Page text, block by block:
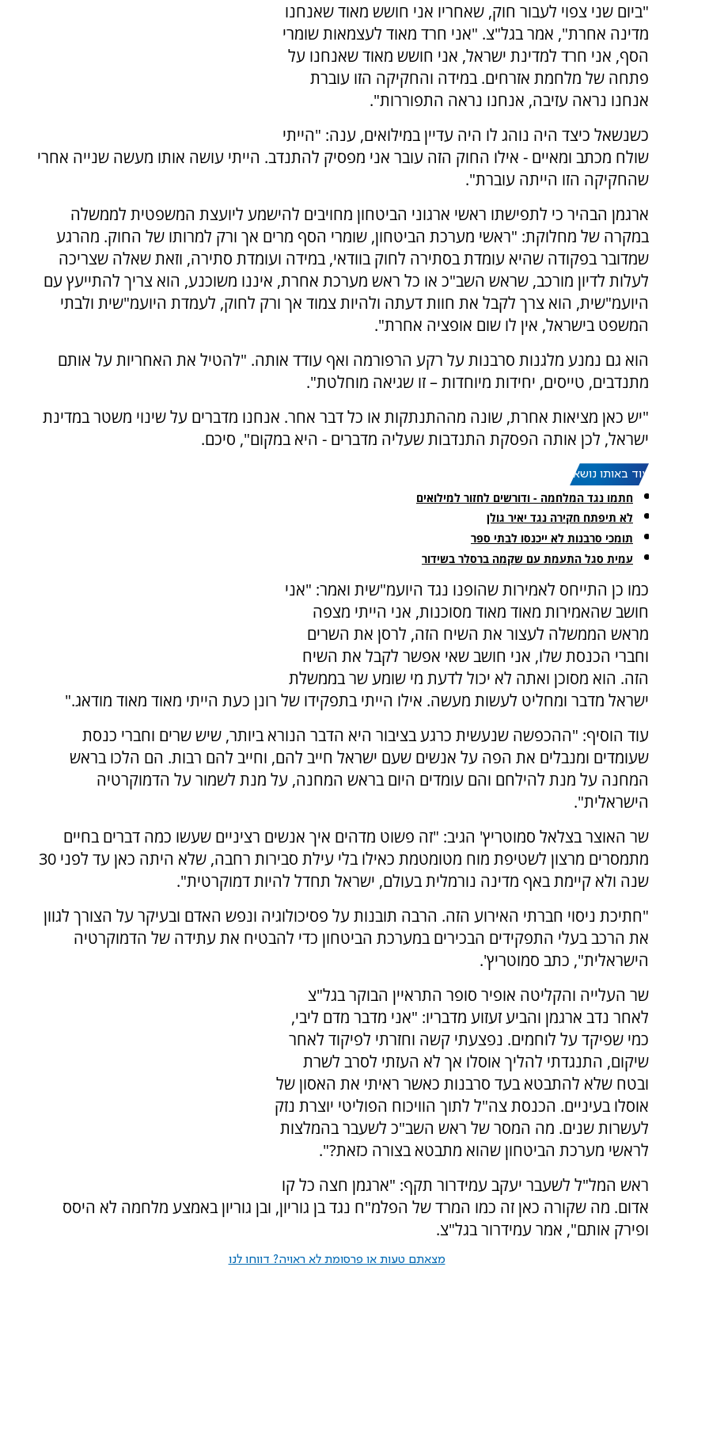
"ביום שני צפוי לעבור חוק, שאחריו אני חושש מאוד שאנחנו
מדינה אחרת", אמר בגל"צ. "אני חרד מאוד לעצמאות שומרי
הסף, אני חרד למדינת ישראל, אני חושש מאוד שאנחנו על
פתחה של מלחמת אזרחים. במידה והחקיקה הזו עוברת
אנחנו נראה עזיבה, אנחנו נראה התפוררות".
כשנשאל כיצד היה נוהג לו היה עדיין במילואים, ענה: "הייתי
שולח מכתב ומאיים - אילו החוק הזה עובר אני מפסיק להתנדב. הייתי עושה אותו מעשה שנייה אחרי
שהחקיקה הזו הייתה עוברת".
ארגמן הבהיר כי לתפישתו ראשי ארגוני הביטחון מחויבים להישמע ליועצת המשפטית לממשלה
במקרה של מחלוקת: "ראשי מערכת הביטחון, שומרי הסף מרים אך ורק למרותו של החוק. מהרגע
שמדובר בפקודה שהיא עומדת בסתירה לחוק בוודאי, במידה ועומדת סתירה, וזאת שאלה שצריכה
לעלות לדיון מורכב, שראש השב"כ או כל ראש מערכת אחרת, איננו משוכנע, הוא צריך להתייעץ עם
היועמ"שית, הוא צרך לקבל את חוות דעתה ולהיות צמוד אך ורק לחוק, לעמדת היועמ"שית ולבתי
המשפט בישראל, אין לו שום אופציה אחרת".
הוא גם נמנע מלגנות סרבנות על רקע הרפורמה ואף עודד אותה. "להטיל את האחריות על אותם
מתנדבים, טייסים, יחידות מיוחדות – זו שגיאה מוחלטת".
"יש כאן מציאות אחרת, שונה מההתנתקות או כל דבר אחר. אנחנו מדברים על שינוי משטר במדינת
ישראל, לכן אותה הפסקת התנדבות שעליה מדברים - היא במקום", סיכם.
עוד באותו נושא:
חתמו נגד המלחמה - ודורשים לחזור למילואים
לא תיפתח חקירה נגד יאיר גולן
תומכי סרבנות לא ייכנסו לבתי ספר
עמית סגל התעמת עם שקמה ברסלר בשידור
כמו כן התייחס לאמירות שהופנו נגד היועמ"שית ואמר: "אני
חושב שהאמירות מאוד מאוד מסוכנות, אני הייתי מצפה
מראש הממשלה לעצור את השיח הזה, לרסן את השרים
וחברי הכנסת שלו, אני חושב שאי אפשר לקבל את השיח
הזה. הוא מסוכן ואתה לא יכול לדעת מי שומע שר בממשלת
ישראל מדבר ומחליט לעשות מעשה. אילו הייתי בתפקידו של רונן כעת הייתי מאוד מאוד מודאג."
עוד הוסיף: "ההכפשה שנעשית כרגע בציבור היא הדבר הנורא ביותר, שיש שרים וחברי כנסת
שעומדים ומנבלים את הפה על אנשים שעם ישראל חייב להם, וחייב להם רבות. הם הלכו בראש
המחנה על מנת להילחם והם עומדים היום בראש המחנה, על מנת לשמור על הדמוקרטיה
הישראלית".
שר האוצר בצלאל סמוטריץ' הגיב: "זה פשוט מדהים איך אנשים רציניים שעשו כמה דברים בחיים
מתמסרים מרצון לשטיפת מוח מטומטמת כאילו בלי עילת סבירות רחבה, שלא היתה כאן עד לפני 30
שנה ולא קיימת באף מדינה נורמלית בעולם, ישראל תחדל להיות דמוקרטית".
"חתיכת ניסוי חברתי האירוע הזה. הרבה תובנות על פסיכולוגיה ונפש האדם ובעיקר על הצורך לגוון
את הרכב בעלי התפקידים הבכירים במערכת הביטחון כדי להבטיח את עתידה של הדמוקרטיה
הישראלית", כתב סמוטריץ'.
שר העלייה והקליטה אופיר סופר התראיין הבוקר בגל"צ
לאחר נדב ארגמן והביע זעזוע מדבריו: "אני מדבר מדם ליבי,
כמי שפיקד על לוחמים. נפצעתי קשה וחזרתי לפיקוד לאחר
שיקום, התנגדתי להליך אוסלו אך לא העזתי לסרב לשרת
ובטח שלא להתבטא בעד סרבנות כאשר ראיתי את האסון של
אוסלו בעיניים. הכנסת צה"ל לתוך הוויכוח הפוליטי יוצרת נזק
לעשרות שנים. מה המסר של ראש השב"כ לשעבר בהמלצות
לראשי מערכת הביטחון שהוא מתבטא בצורה כזאת?".
ראש המל"ל לשעבר יעקב עמידרור תקף: "ארגמן חצה כל קו
אדום. מה שקורה כאן זה כמו המרד של הפלמ"ח נגד בן גוריון, ובן גוריון באמצע מלחמה לא היסס
ופירק אותם", אמר עמידרור בגל"צ.
מצאתם טעות או פרסומת לא ראויה? דווחו לנו